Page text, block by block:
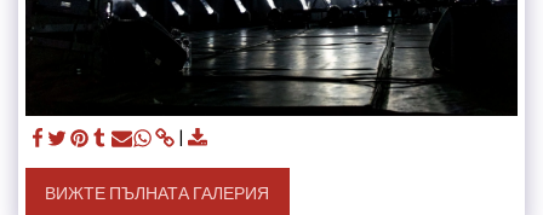
ВИЖТЕ ПЪЛНАТА ГАЛЕРИЯ